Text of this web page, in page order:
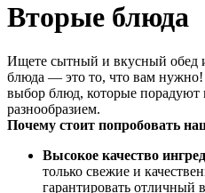
Вторые блюда
Ищете сытный и вкусный обед
блюда — это то, что вам
выбор блюд, которые порадуют
разнообразием.
Почему стоит попробовать
Высокое качество
только свежие и
гарантировать отличный